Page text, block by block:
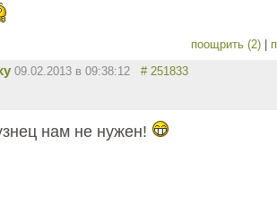
поощрить (2)
09.02.2013 в 09:38:12 # 251833
нам не нужен!